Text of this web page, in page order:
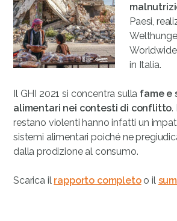
Paesi,
in Italia.
Il GHI 2021 si concentra sulla fame e
alimentari nei contesti di conflitto.
restano violenti hanno infatti un
sistemi alimentari poiché ne
dalla prodizione al consumo.
Scarica il rapporto completoo il